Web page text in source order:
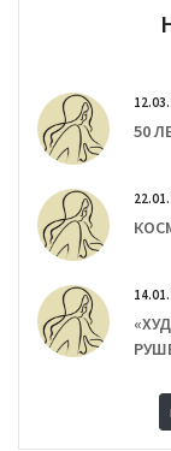
50